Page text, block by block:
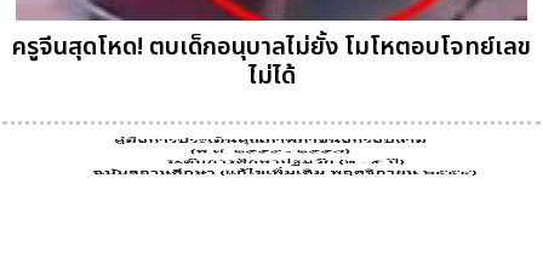
ครูจีนสุดโหด! ตบเด็กอนุบาลไม่ยั้ง โมโหตอบโจทย์เลข
ไม่ได้